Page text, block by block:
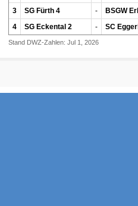
3
SG Fürth 4 -
BSGW
4
SG Eckental 2 - SC
Stand DWZ-Zahlen: Jul 1, 2026